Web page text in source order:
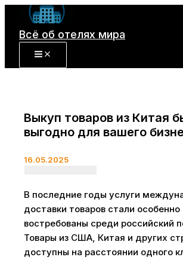
Перейти
содержимому
Всё об отелях мира
Выкуп товаров из Китая
выгодно для вашего
16.05.2025
В последние годы услуги
доставки товаров стали особенно
востребованы среди российский
Товары из США, Китая и других
доступны на расстоянии одного